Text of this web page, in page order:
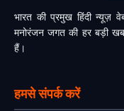
भारत की प्रमुख हिंदी न्यूज़
मनोरंजन जगत की हर बड़ी
हैं।
हमसे संपर्क करें